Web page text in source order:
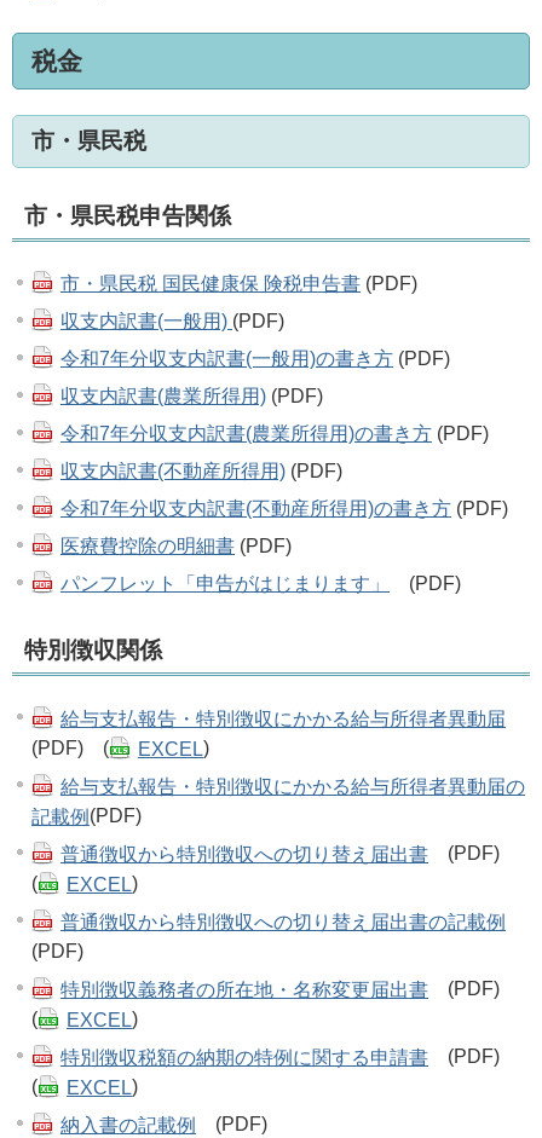
税金
市・県民税
市・県民税申告関係
市・県民税 国民健康保 険税申告書 (PDF)
収支内訳書(一般用) (PDF)
令和7年分収支内訳書(一般用)の書き方 (PDF)
収支内訳書(農業所得用) (PDF)
令和7年分収支内訳書(農業所得用)の書き方 (PDF)
収支内訳書(不動産所得用) (PDF)
令和7年分収支内訳書(不動産所得用)の書き方 (PDF)
医療費控除の明細書 (PDF)
パンフレット「申告がはじまります」
(PDF)
特別徴収関係
給与支払報告・特別徴収にかかる給与所得者異動届
(PDF) (
EXCEL )
給与支払報告・特別徴収にかかる給与所得者異動届の
記載例(PDF)
普通徴収から特別徴収への切り替え届出書 (PDF)
(
EXCEL )
普通徴収から特別徴収への切り替え届出書の記載例
(PDF)
特別徴収義務者の所在地・名称変更届出書 (PDF)
(
EXCEL )
特別徴収税額の納期の特例に関する申請書 (PDF)
(
EXCEL )
納入書の記載例 (PDF)